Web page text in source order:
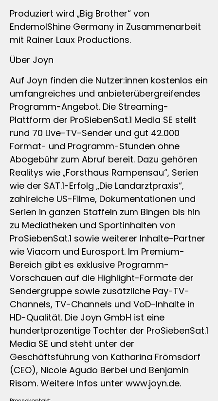
Produziert wird „Big Brother“ von
EndemolShine Germany in Zusammenarbeit
mit Rainer Laux Productions.
Über Joyn
Auf Joyn finden die Nutzer:innen kostenlos ein
umfangreiches und anbieterübergreifendes
Programm-Angebot. Die Streaming-
Plattform der ProSiebenSat.1 Media SE stellt
rund 70 Live-TV-Sender und gut 42.000
Format- und Programm-Stunden ohne
Abogebühr zum Abruf bereit. Dazu gehören
Realitys wie „Forsthaus Rampensau“, Serien
wie der SAT.1-Erfolg „Die Landarztpraxis“,
zahlreiche US-Filme, Dokumentationen und
Serien in ganzen Staffeln zum Bingen bis hin
zu Mediatheken und Sportinhalten von
ProSiebenSat.1 sowie weiterer Inhalte-Partner
wie Viacom und Eurosport. Im Premium-
Bereich gibt es exklusive Programm-
Vorschauen auf die Highlight-Formate der
Sendergruppe sowie zusätzliche Pay-TV-
Channels, TV-Channels und VoD-Inhalte in
HD-Qualität. Die Joyn GmbH ist eine
hundertprozentige Tochter der ProSiebenSat.1
Media SE und steht unter der
Geschäftsführung von Katharina Frömsdorf
(CEO), Nicole Agudo Berbel und Benjamin
Risom. Weitere Infos unter www.joyn.de.